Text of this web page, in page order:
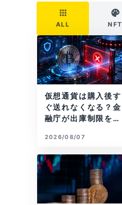
ALL NFT
仮想通貨は購入後す
ぐ送れなくなる？金
融庁が出庫制限を要
2026/08/07